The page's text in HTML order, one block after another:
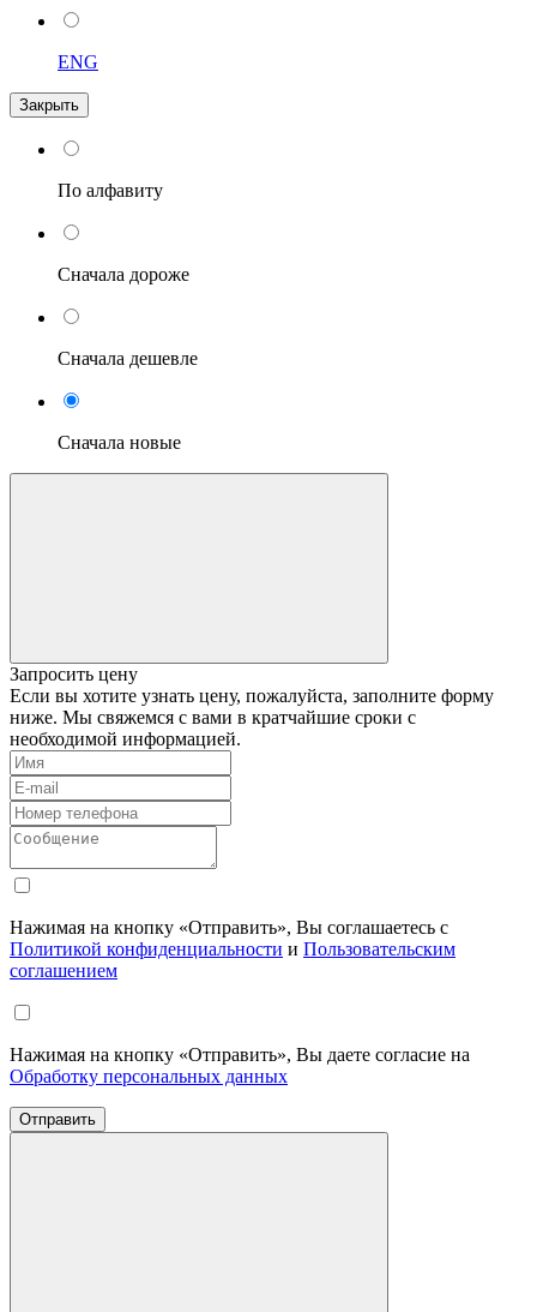
ENG
Закрыть
По алфавиту
Сначала дороже
Сначала дешевле
Сначала новые
Запросить цену
Если вы хотите узнать цену, пожалуйста, заполните форму
ниже. Мы свяжемся с вами в кратчайшие сроки с
необходимой информацией.
Нажимая на кнопку «Отправить», Вы соглашаетесь с
Политикой конфиденциальности и Пользовательским
соглашением
Нажимая на кнопку «Отправить», Вы даете согласие на
Обработку персональных данных
Отправить